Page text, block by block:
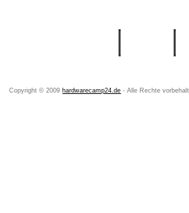
Copyright © 2009 hardwarecamp24.de - Alle Rechte